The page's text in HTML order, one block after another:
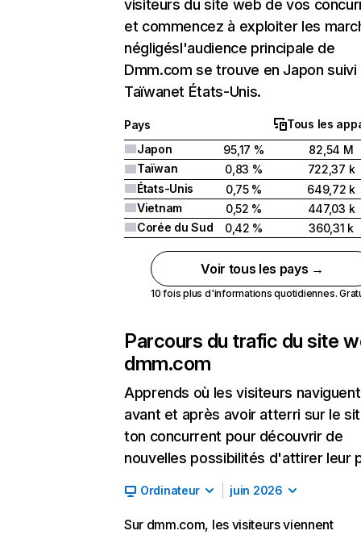
visiteurs du site web de vos
et commencez à exploiter les
négligésl'audience principale de
Dmm.com se trouve en Japon suivi
Taïwanet États-Unis.
Pays
Tous les
Japon
95,17 %
82,54 M
Taïwan
0,83 %
722,37 k
États-Unis
0,75 %
649,72 k
Vietnam
0,52 %
447,03 k
Corée du Sud
0,42 % 360,31 k
Voir tous les pays →
10 fois plus d'informations quotidiennes.
Parcours du trafic du site
dmm.com
Apprends où les visiteurs naviguent
avant et après avoir atterri sur le
ton concurrent pour découvrir de
nouvelles possibilités d'attirer leur
Ordinateur juin 2026
Sur dmm.com, les visiteurs viennent